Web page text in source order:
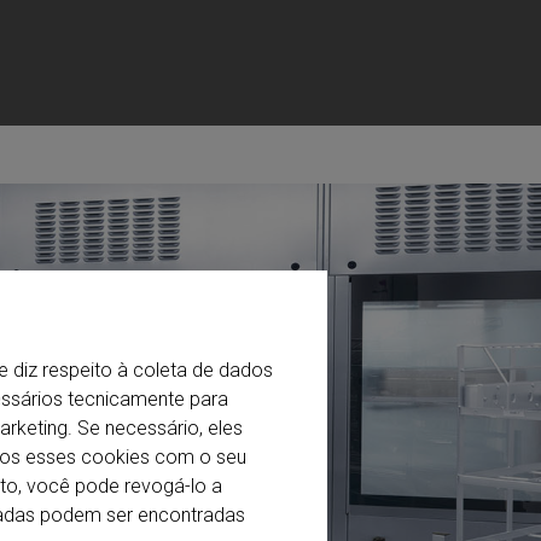
diz respeito à coleta de dados
tecnicamente para
Se necessário, eles
esses cookies com o seu
você pode revogá-lo a
podem ser encontradas